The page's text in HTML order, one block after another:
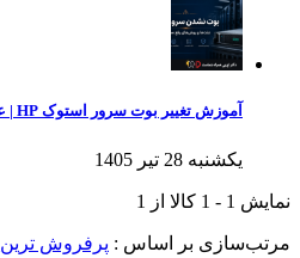
آموزش تغییر بوت سرور استوک HP | علت‌ها، روش عیب‌یابی و راه‌حل‌های کاربردی
یکشنبه 28 تیر 1405
نمایش 1
-
1 کالا از 1
مرتب‌سازی بر اساس : پرفروش ترین